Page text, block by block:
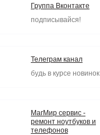
Группа Вконтакте
подписывайся!
Телеграм канал
будь в курсе новинок
МагМир сервис -
ремонт ноутбуков и
телефонов